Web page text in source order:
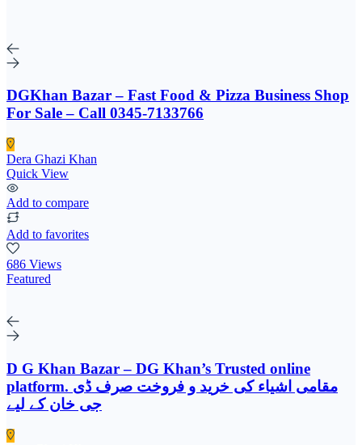
DGKhan Bazar – Fast Food & Pizza Business Shop
For Sale – Call 0345-7133766
Dera Ghazi Khan
Quick View
Add to compare
Add to favorites
686 Views
Featured
D G Khan Bazar – DG Khan’s Trusted online
platform. مقامی اشیاء کی خرید و فروخت صرف ڈی
جی خان کے لیے